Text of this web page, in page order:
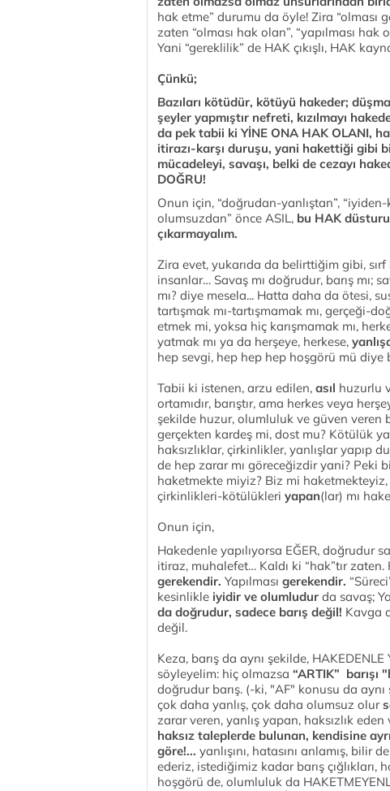
hak etme” durumu da öyle! Zira “olması
zaten “olması hak olan”, “yapılması hak
Yani “gereklilik” de HAK çıkışlı, HAK
Çünkü;
Bazıları kötüdür, kötüyü hakeder;
şeyler yapmıştır nefreti, kızılmayı
da pek tabii ki YİNE ONA HAK OLANI,
itirazı-karşı duruşu, yani hakettiği gibi
mücadeleyi, savaşı, belki de cezayı
DOĞRU!
Onun için, “doğrudan-yanlıştan”,
olumsuzdan” önce ASIL, bu HAK
çıkarmayalım.
Zira evet, yukarıda da belirttiğim gibi,
insanlar… Savaş mı doğrudur, barış mı;
mı? diye mesela... Hatta daha da ötesi,
tartışmak mı-tartışmamak mı, gerçeği-
etmek mi, yoksa hiç karışmamak mı,
yatmak mı ya da herşeye, herkese,
hep sevgi, hep hep hep hoşgörü mü diye
Tabii ki istenen, arzu edilen, asıl huzurlu
ortamıdır, barıştır, ama herkes veya
şekilde huzur, olumluluk ve güven veren
gerçekten kardeş mi, dost mu? Kötülük
haksızlıklar, çirkinlikler, yanlışlar yapıp
de hep zarar mı göreceğizdir yani? Peki
haketmekte miyiz? Biz mi haketmekteyiz,
çirkinlikleri-kötülükleri yapan(lar) mı
Onun için,
Hakedenle yapılıyorsa EĞER, doğrudur
itiraz, muhalefet… Kaldı ki “hak”tır zaten.
gerekendir. Yapılması gerekendir.
kesinlikle iyidir ve olumludur da savaş;
da doğrudur, sadece barış değil! Kavga
değil.
Keza, barış da aynı şekilde,
söyleyelim: hiç olmazsa “ARTIK” barışı
doğrudur barış. (-ki, "AF" konusu da
çok daha yanlış, çok daha olumsuz olur
zarar veren, yanlış yapan, haksızlık
haksız taleplerde bulunan, kendisine
göre!... yanlışını, hatasını anlamış, bilir
ederiz, istediğimiz kadar barış çığlıkları,
hoşgörü de, olumluluk da